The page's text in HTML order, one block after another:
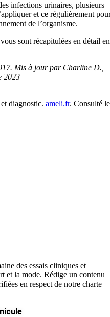
infections urinaires, plusieurs
et ce régulièrement
de l’organisme.
sont récapitulées en détail en
Mis à jour par Charline D.,
2023
diagnostic. ameli.fr. Consulté le
des essais cliniques et
et la mode. Rédige un contenu
en respect de notre charte